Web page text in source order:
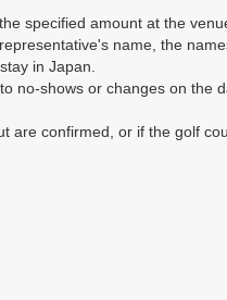
（1枠）
specified amount at the
name, the
in Japan.
no-shows or changes on the
are confirmed, or if the golf